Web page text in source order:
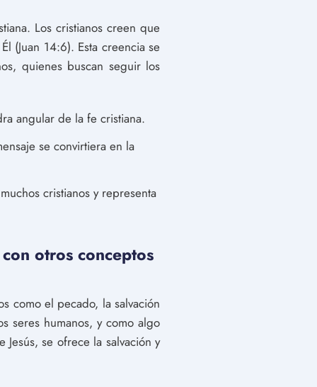
Los cristianos creen que
(Juan 14:6). Esta creencia se
quienes buscan seguir los
angular de la fe cristiana.
se convirtiera en la
cristianos y representa
otros conceptos
como el pecado, la salvación
seres humanos, y como algo
se ofrece la salvación y